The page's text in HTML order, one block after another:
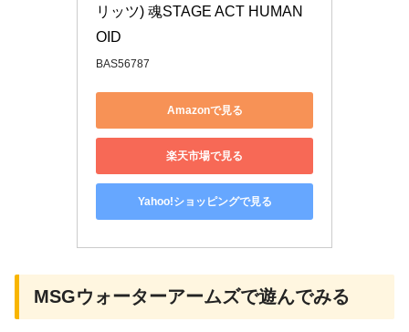
リッツ) 魂STAGE ACT HUMAN
OID
BAS56787
Amazonで見る
楽天市場で見る
Yahoo!ショッピングで見る
MSGウォーターアームズで遊んでみる